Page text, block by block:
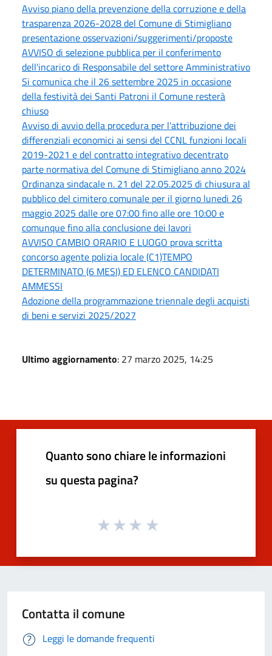
Avviso piano della prevenzione della corruzione e della
trasparenza 2026-2028 del Comune di Stimigliano
presentazione osservazioni/suggerimenti/proposte
AVVISO di selezione pubblica per il conferimento
dell'incarico di Responsabile del settore Amministrativo
Si comunica che il 26 settembre 2025 in occasione
della festività dei Santi Patroni il Comune resterà
chiuso
Avviso di avvio della procedura per l'attribuzione dei
differenziali economici ai sensi del CCNL funzioni locali
2019-2021 e del contratto integrativo decentrato
parte normativa del Comune di Stimigliano anno 2024
Ordinanza sindacale n. 21 del 22.05.2025 di chiusura al
pubblico del cimitero comunale per il giorno lunedi 26
maggio 2025 dalle ore 07:00 fino alle ore 10:00 e
comunque fino alla conclusione dei lavori
AVVISO CAMBIO ORARIO E LUOGO prova scritta
concorso agente polizia locale (C1)TEMPO
DETERMINATO (6 MESI) ED ELENCO CANDIDATI
AMMESSI
Adozione della programmazione triennale degli acquisti
di beni e servizi 2025/2027
Ultimo aggiornamento: 27 marzo 2025, 14:25
Quanto sono chiare le informazioni
su questa pagina?
Contatta il comune
Leggi le domande frequenti